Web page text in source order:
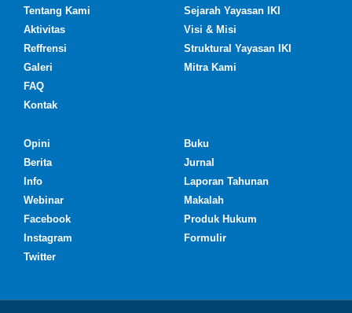
Tentang Kami
Aktivitas
Reffrensi
Galeri
FAQ
Kontak
Sejarah Yayasan IKI
Visi & Misi
Struktural Yayasan IKI
Mitra Kami
Opini
Berita
Info
Webinar
Facebook
Instagram
Twitter
Buku
Jurnal
Laporan Tahunan
Makalah
Produk Hukum
Formulir